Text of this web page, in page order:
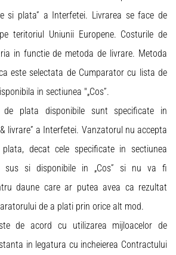
si plata” a Interfetei. Livrarea se face de
teritoriul Uniunii Europene. Costurile de
in functie de metoda de livrare. Metoda
este selectata de Cumparator cu lista de
in sectiunea "„Cos”.
de plata disponibile sunt specificate in
livrare” a Interfetei. Vanzatorul nu accepta
decat cele specificate in sectiunea
sus si disponibile in „Cos” si nu va fi
daune care ar putea avea ca rezultat
de a plati prin orice alt mod.
de acord cu utilizarea mijloacelor de
in legatura cu incheierea Contractului